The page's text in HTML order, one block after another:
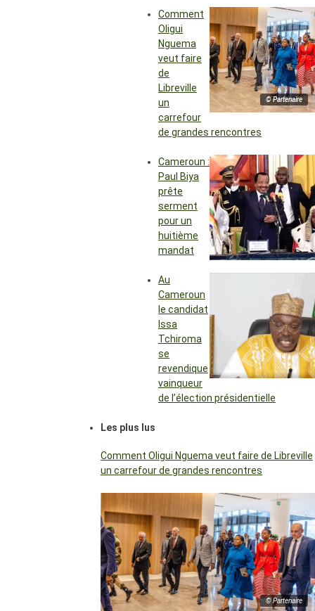
© Partenaire
Comment
Oligui
Nguema
veut faire
de
Libreville
un
carrefour
de grandes rencontres
Cameroun :
Paul Biya
prête
serment
pour un
huitième
mandat
Au
Cameroun
le candidat
Issa
Tchiroma
se
revendique
vainqueur
de l’élection présidentielle
Les plus lus
Comment Oligui Nguema veut faire de Libreville
un carrefour de grandes rencontres
© Partenaire